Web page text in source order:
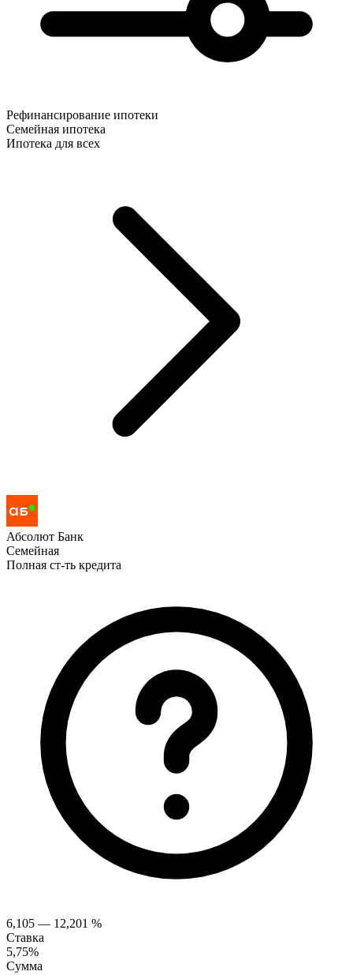
Рефинансирование ипотеки
Семейная ипотека
Ипотека для всех
Абсолют Банк
Семейная
Полная ст-ть кредита
6,105 — 12,201 %
Ставка
5,75%
Сумма